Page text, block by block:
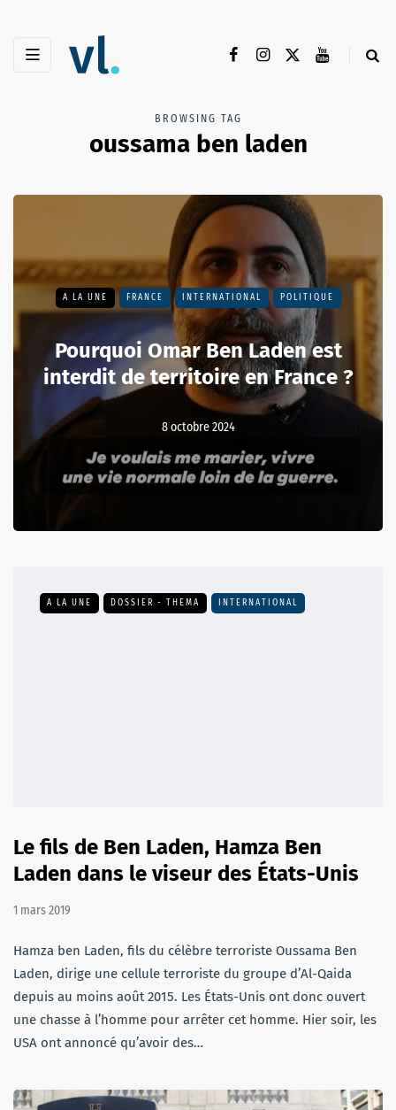
BROWSING TAG
oussama ben laden
A LA UNE FRANCE INTERNATIONAL POLITIQUE
Pourquoi Omar Ben Laden est
interdit de territoire en France ?
8 octobre 2024
A LA UNE DOSSIER - THEMA INTERNATIONAL
Le fils de Ben Laden, Hamza Ben
Laden dans le viseur des États-Unis
1 mars 2019
Hamza ben Laden, fils du célèbre terroriste Oussama Ben
Laden, dirige une cellule terroriste du groupe d’Al-Qaida
depuis au moins août 2015. Les États-Unis ont donc ouvert
une chasse à l’homme pour arrêter cet homme. Hier soir, les
USA ont annoncé qu’avoir des…